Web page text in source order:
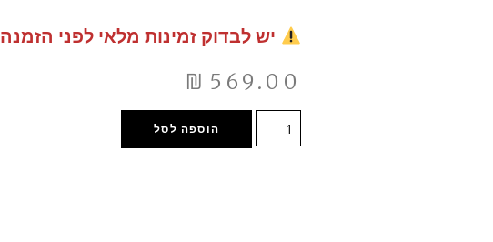
יש לבדוק זמינות מלאי לפני הזמנה
₪ 569.00
הוספה לסל